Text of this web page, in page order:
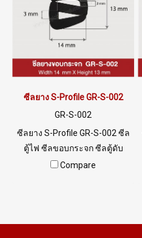
ซีลยาง S-Profile GR-S-002
GR-S-002
ซีลยาง S-Profile GR-S-002 ซีล
ตู้ไฟ ซีลขอบกระจก ซีลตู้ดับ
เพลิง Tel: 0 2489 5525 / 09
Compare